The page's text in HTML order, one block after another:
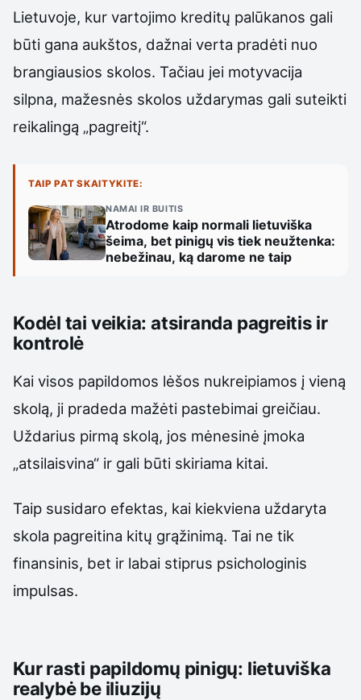
Lietuvoje, kur vartojimo kreditų palūkanos gali
būti gana aukštos, dažnai verta pradėti nuo
brangiausios skolos. Tačiau jei motyvacija
silpna, mažesnės skolos uždarymas gali suteikti
reikalingą „pagreitį“.
TAIP PAT SKAITYKITE:
NAMAI IR BUITIS
Atrodome kaip normali lietuviška
šeima, bet pinigų vis tiek neužtenka:
nebežinau, ką darome ne taip
Kodėl tai veikia: atsiranda pagreitis ir
kontrolė
Kai visos papildomos lėšos nukreipiamos į vieną
skolą, ji pradeda mažėti pastebimai greičiau.
Uždarius pirmą skolą, jos mėnesinė įmoka
„atsilaisvina“ ir gali būti skiriama kitai.
Taip susidaro efektas, kai kiekviena uždaryta
skola pagreitina kitų grąžinimą. Tai ne tik
finansinis, bet ir labai stiprus psichologinis
impulsas.
Kur rasti papildomų pinigų: lietuviška
realybė be iliuzijų